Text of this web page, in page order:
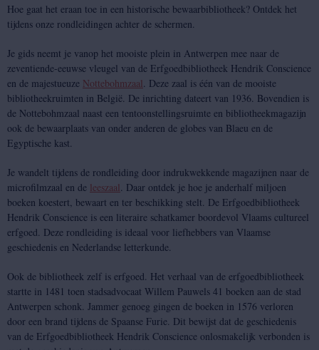
Hoe gaat het eraan toe in een historische bewaarbibliotheek? Ontdek het
tijdens onze rondleidingen achter de schermen.
Je gids neemt je vanop het mooiste plein in Antwerpen mee naar de
zeventiende-eeuwse vleugel van de Erfgoedbibliotheek Hendrik Conscience
en de majestueuze Nottebohmzaal. Deze zaal is één van de mooiste
bibliotheekruimten in België. De inrichting dateert van 1936. Bovendien is
de Nottebohmzaal naast een tentoonstellingsruimte en bibliotheekmagazijn
ook de bewaarplaats van onder anderen de globes van Blaeu en de
Egyptische kast.
Je wandelt tijdens de rondleiding door indrukwekkende magazijnen naar de
microfilmzaal en de leeszaal. Daar ontdek je hoe je anderhalf miljoen
boeken koestert, bewaart en ter beschikking stelt. De Erfgoedbibliotheek
Hendrik Conscience is een literaire schatkamer boordevol Vlaams cultureel
erfgoed. Deze rondleiding is ideaal voor liefhebbers van Vlaamse
geschiedenis en Nederlandse letterkunde.
Ook de bibliotheek zelf is erfgoed. Het verhaal van de erfgoedbibliotheek
startte in 1481 toen stadsadvocaat Willem Pauwels 41 boeken aan de stad
Antwerpen schonk. Jammer genoeg gingen de boeken in 1576 verloren
door een brand tijdens de Spaanse Furie. Dit bewijst dat de geschiedenis
van de Erfgoedbibliotheek Hendrik Conscience onlosmakelijk verbonden is